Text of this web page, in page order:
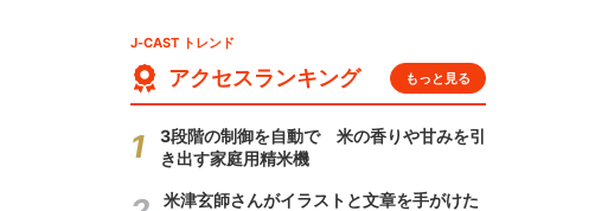
J-CAST トレンド
アクセスランキング もっと見る
3段階の制御を自動で 米の香りや甘みを引
き出す家庭用精米機
米津玄師さんがイラストと文章を手がけた